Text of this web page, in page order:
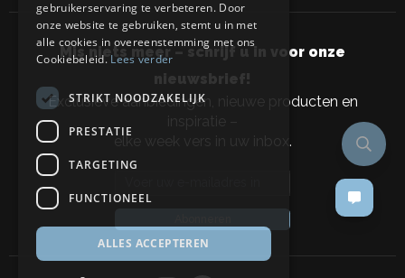
Mis niets meer – schrijf u in voor onze
nieuwsbrief!
Exclusieve aanbiedingen, nieuwe producten en
inspiratie –
elke week vers in uw inbox.
gebruikerservaring te verbeteren. Door
onze website te gebruiken, stemt u in met
alle cookies in overeenstemming met ons
Cookiebeleid.Lees verder
STRIKT NOODZAKELIJK
PRESTATIE
TARGETING
FUNCTIONEEL
ALLES ACCEPTEREN